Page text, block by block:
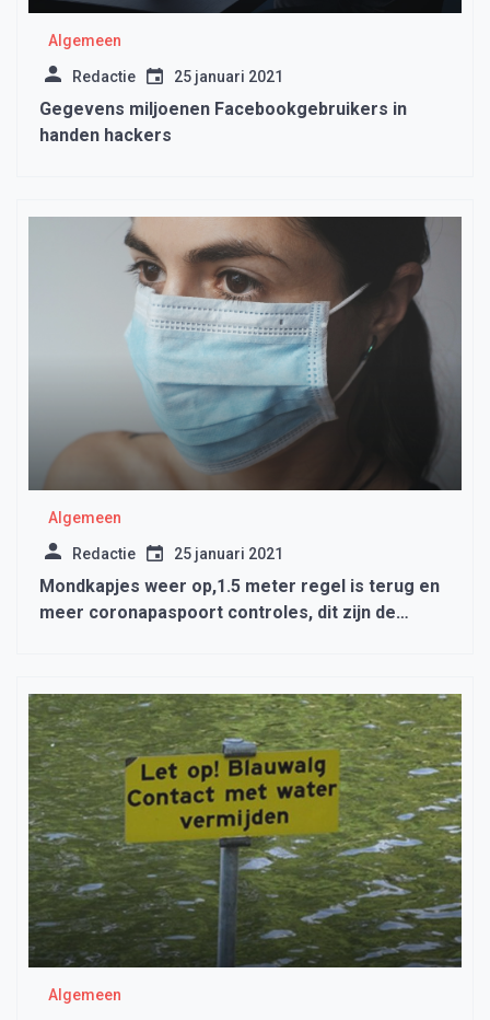
Algemeen
Redactie 25 januari 2021
Gegevens miljoenen Facebookgebruikers in
handen hackers
Algemeen
Redactie 25 januari 2021
Mondkapjes weer op,1.5 meter regel is terug en
meer coronapaspoort controles, dit zijn de
Algemeen